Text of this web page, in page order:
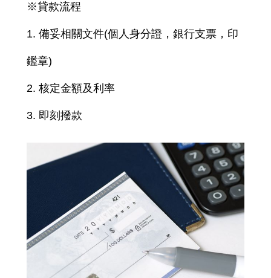
※貸款流程
1. 備妥相關文件(個人身分證，銀行支票，印
鑑章)
2. 核定金額及利率
3. 即刻撥款